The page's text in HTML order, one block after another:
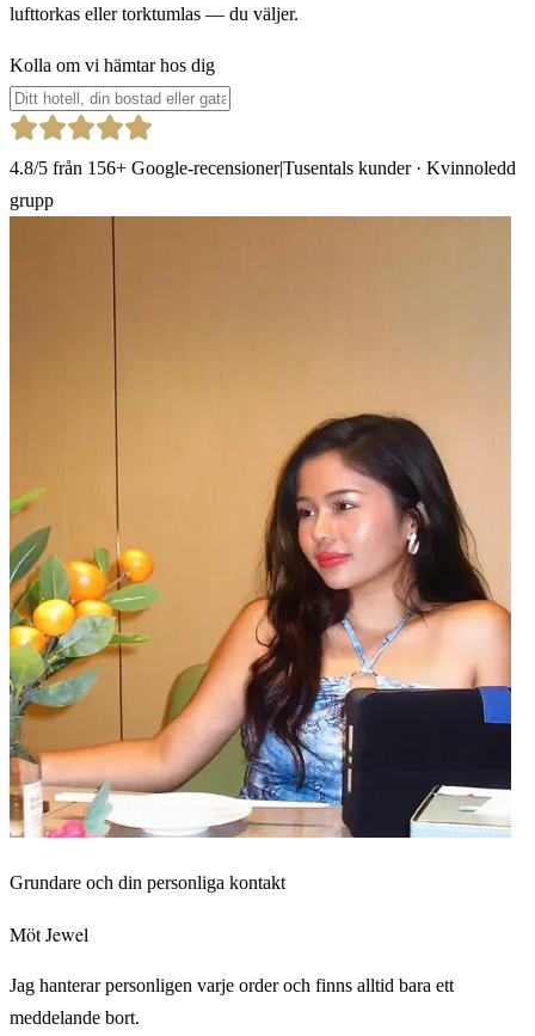
lufttorkas eller torktumlas — du väljer.
Kolla om vi hämtar hos dig
4.8/5 från 156+ Google-recensioner|Tusentals kunder · Kvinnoledd
grupp
Grundare och din personliga kontakt
Möt Jewel
Jag hanterar personligen varje order och finns alltid bara ett
meddelande bort.